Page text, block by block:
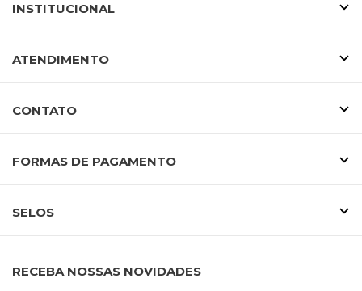
INSTITUCIONAL
ATENDIMENTO
CONTATO
FORMAS DE PAGAMENTO
SELOS
RECEBA NOSSAS NOVIDADES